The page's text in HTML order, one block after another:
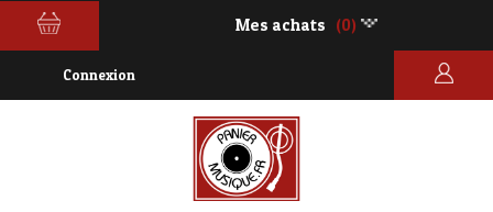
Mes achats (0)
Connexion